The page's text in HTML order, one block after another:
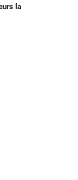
la